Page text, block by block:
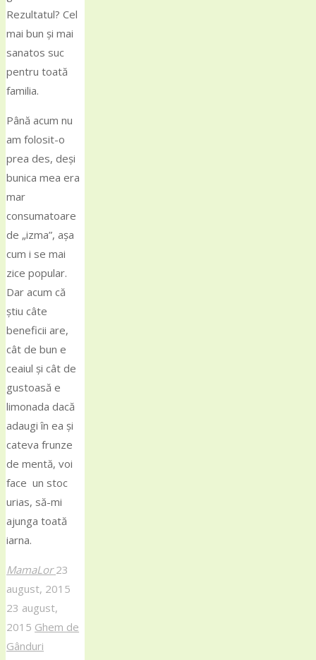
Rezultatul? Cel
mai bun și mai
sanatos suc
pentru toată
familia.
Până acum nu
am folosit-o
prea des, deși
bunica mea era
mar
consumatoare
de „izma”, așa
cum i se mai
zice popular.
Dar acum că
știu câte
beneficii are,
cât de bun e
ceaiul și cât de
gustoasă e
limonada dacă
adaugi în ea și
cateva frunze
de mentă, voi
face un stoc
urias, să-mi
ajunga toată
iarna.
MamaLor 23
august, 2015
23 august,
2015 Ghem de
Gânduri